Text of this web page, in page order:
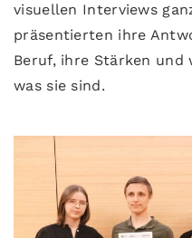
visuellen Interviews
präsentierten ihre
Beruf, ihre Stärken und
was sie sind.